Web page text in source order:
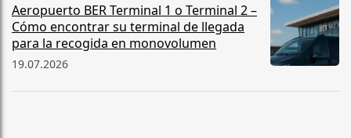
Aeropuerto BER Terminal 1 o Terminal 2 –
Cómo encontrar su terminal de llegada
para la recogida en monovolumen
19.07.2026